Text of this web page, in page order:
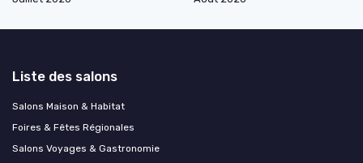
Liste des salons
Salons Maison & Habitat
Foires & Fêtes Régionales
Salons Voyages & Gastronomie